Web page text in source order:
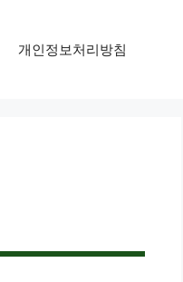
개인정보처리방침